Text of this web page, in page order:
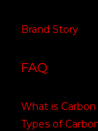
Brand Story
FAQ
What is
Types of